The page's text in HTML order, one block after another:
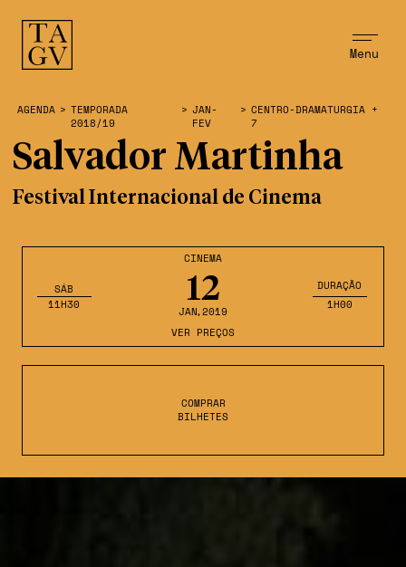
Menu
CINEMA
12
JAN,2019
SÁB
11H30
DURAÇÃO
1H00
VER PREÇOS
COMPRAR
BILHETES
AGENDA > TEMPORADA
2018/19
> JAN-
FEV
> CENTRO-DRAMATURGIA +
7
Salvador Martinha
Festival Internacional de Cinema